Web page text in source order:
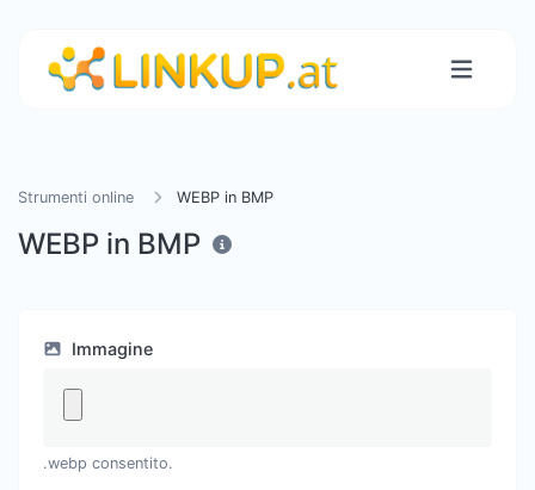
Strumenti online WEBP in BMP
WEBP in BMP
Immagine
.webp consentito.